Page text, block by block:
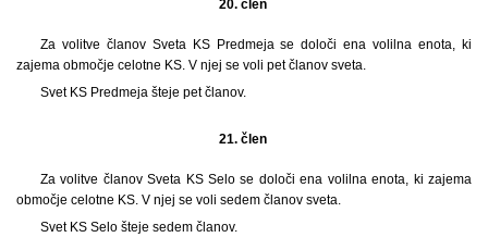
20. člen
Za volitve članov Sveta KS Predmeja se določi ena volilna enota, ki
zajema območje celotne KS. V njej se voli pet članov sveta.
Svet KS Predmeja šteje pet članov.
21. člen
Za volitve članov Sveta KS Selo se določi ena volilna enota, ki zajema
območje celotne KS. V njej se voli sedem članov sveta.
Svet KS Selo šteje sedem članov.